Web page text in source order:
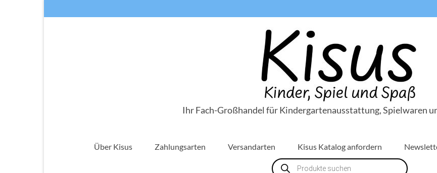
Ihr Fach-Großhandel für Kindergartenausstattung, Spielwaren
Über Kisus Zahlungsarten Versandarten Kisus Katalog anfordern
Products
search